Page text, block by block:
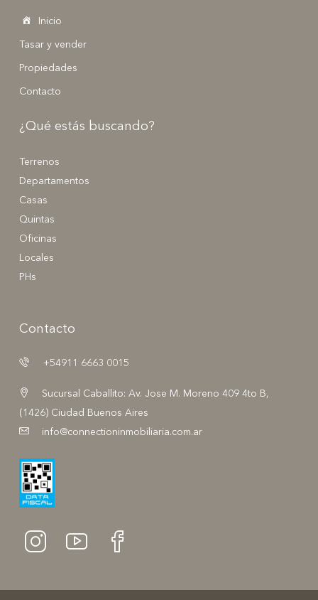
Inicio
Tasar y vender
Propiedades
Contacto
¿Qué estás buscando?
Terrenos
Departamentos
Casas
Quintas
Oficinas
Locales
PHs
Contacto
+54911 6663 0015
Sucursal Caballito: Av. Jose M. Moreno 409 4to B,
(1426) Ciudad Buenos Aires
info@connectioninmobiliaria.com.ar